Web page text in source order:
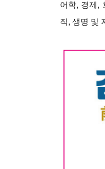
어학, 경제,
직, 생명 및